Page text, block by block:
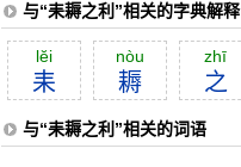
与“耒耨之利”相关的字典解释
lĕi
耒
nòu
耨
zhī
之
与“耒耨之利”相关的词语